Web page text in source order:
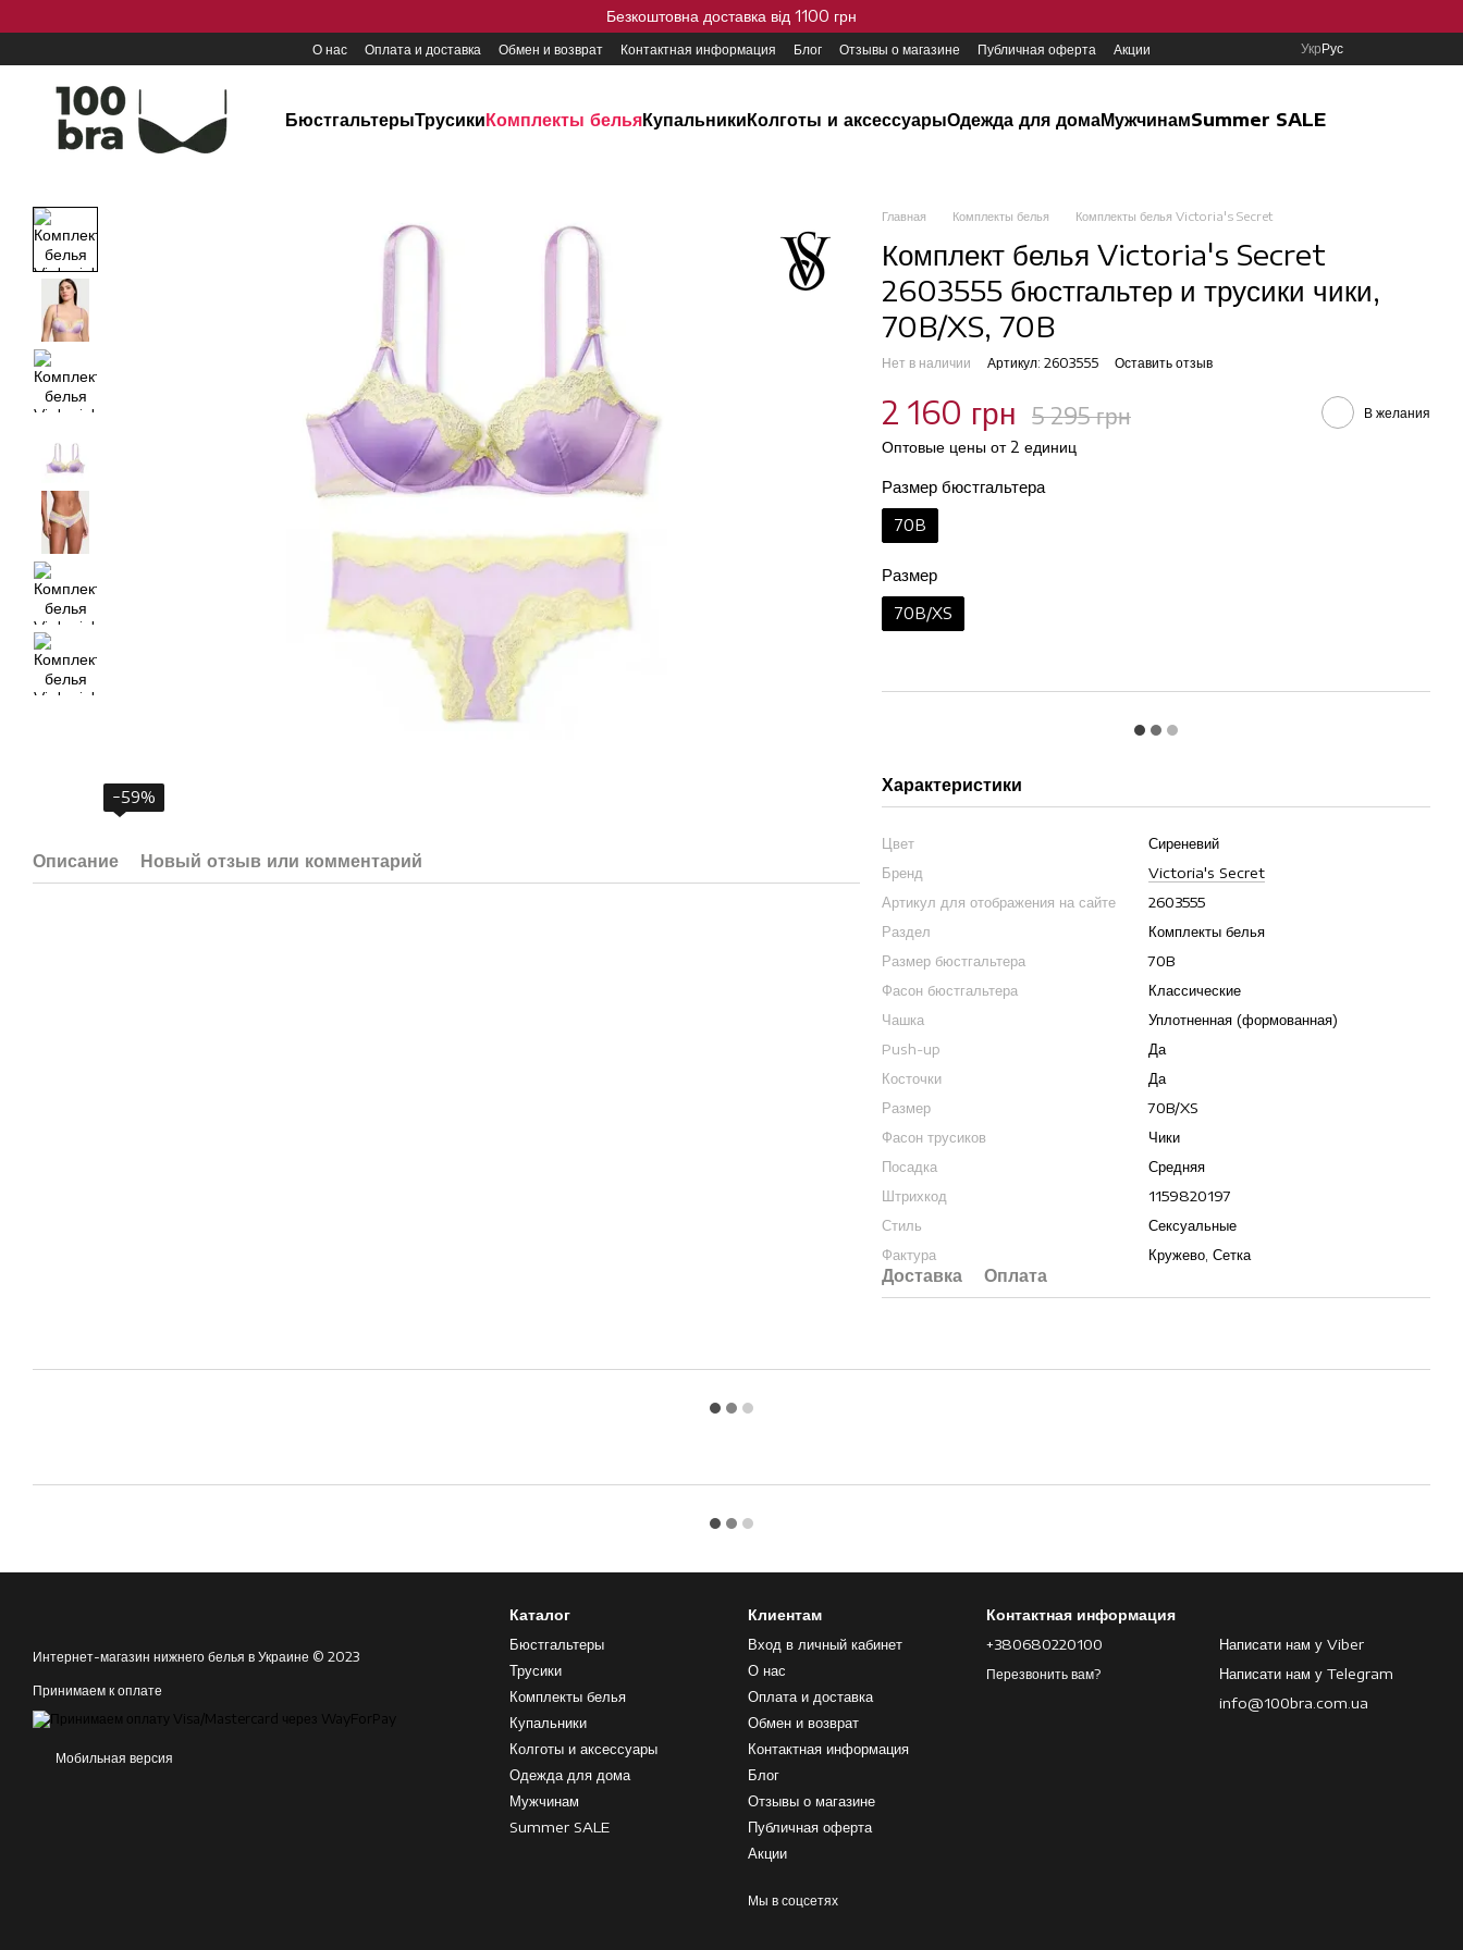
Безкоштовна доставка від 1100 грн
О нас Оплата и доставка Обмен и возврат Контактная информация Блог Отзывы о магазине Публичная оферта Акции УкрРус
БюстгальтерыТрусикиКомплекты бельяКупальникиКолготы и аксессуарыОдежда для домаМужчинамSummer SALE
−59%
Описание Новый отзыв или комментарий
Главная Комплекты белья Комплекты белья Victoria's Secret
Комплект белья Victoria's Secret
2603555 бюстгальтер и трусики чики,
70B/XS, 70B
Нет в наличии Артикул: 2603555 Оставить отзыв
2 160 грн 5 295 грн В желания
Оптовые цены от 2 единиц
Размер бюстгальтера
70B
Размер
70B/XS
Характеристики
Цвет
Сиреневий
Бренд
Victoria's Secret
Артикул для отображения на сайте
2603555
Раздел
Комплекты белья
Размер бюстгальтера
70B
Фасон бюстгальтера
Классические
Чашка
Уплотненная (формованная)
Push-up
Да
Косточки
Да
Размер
70B/XS
Фасон трусиков
Чики
Посадка
Средняя
Штрихкод
1159820197
Стиль
Сексуальные
Фактура
Кружево, Сетка
Доставка Оплата
Интернет-магазин нижнего белья в Украине © 2023
Принимаем к оплате
Мобильная версия
Каталог
Бюстгальтеры
Трусики
Комплекты белья
Купальники
Колготы и аксессуары
Одежда для дома
Мужчинам
Summer SALE
Клиентам
Вход в личный кабинет
О нас
Оплата и доставка
Обмен и возврат
Контактная информация
Блог
Отзывы о магазине
Публичная оферта
Акции
Мы в соцсетях
Контактная информация
+380680220100
Перезвонить вам?
Написати нам у Viber
Написати нам у Telegram
info@100bra.com.ua